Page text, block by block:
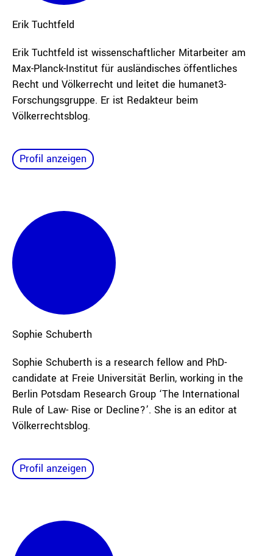
Erik Tuchtfeld
Erik Tuchtfeld ist wissenschaftlicher Mitarbeiter am
Max-Planck-Institut für ausländisches öffentliches
Recht und Völkerrecht und leitet die humanet3-
Forschungsgruppe. Er ist Redakteur beim
Völkerrechtsblog.
Profil anzeigen
Sophie Schuberth
Sophie Schuberth is a research fellow and PhD-
candidate at Freie Universität Berlin, working in the
Berlin Potsdam Research Group ‘The International
Rule of Law- Rise or Decline?’. She is an editor at
Völkerrechtsblog.
Profil anzeigen